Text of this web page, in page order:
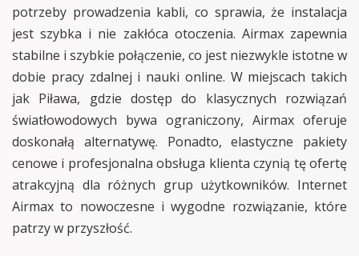
potrzeby prowadzenia kabli, co sprawia, że instalacja
jest szybka i nie zakłóca otoczenia. Airmax zapewnia
stabilne i szybkie połączenie, co jest niezwykle istotne w
dobie pracy zdalnej i nauki online. W miejscach takich
jak Piława, gdzie dostęp do klasycznych rozwiązań
światłowodowych bywa ograniczony, Airmax oferuje
doskonałą alternatywę. Ponadto, elastyczne pakiety
cenowe i profesjonalna obsługa klienta czynią tę ofertę
atrakcyjną dla różnych grup użytkowników. Internet
Airmax to nowoczesne i wygodne rozwiązanie, które
patrzy w przyszłość.